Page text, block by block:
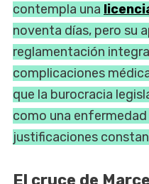
contempla una
noventa días, pero su
reglamentación
complicaciones
que la burocracia
como una
justificaciones
El cruce de